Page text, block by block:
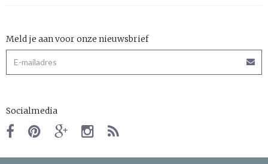
Meld je aan voor onze nieuwsbrief
Socialmedia